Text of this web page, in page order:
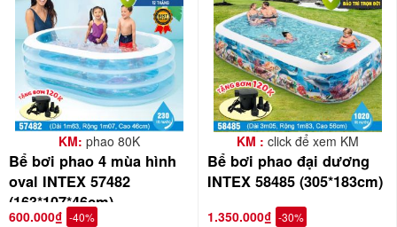
KM: phao 80K
Bể bơi phao 4 mùa hình
oval INTEX 57482
(163*107*46cm)
600.000₫ -40%
KM : click để xem KM
Bể bơi phao đại dương
INTEX 58485 (305*183cm)
1.350.000₫ -30%